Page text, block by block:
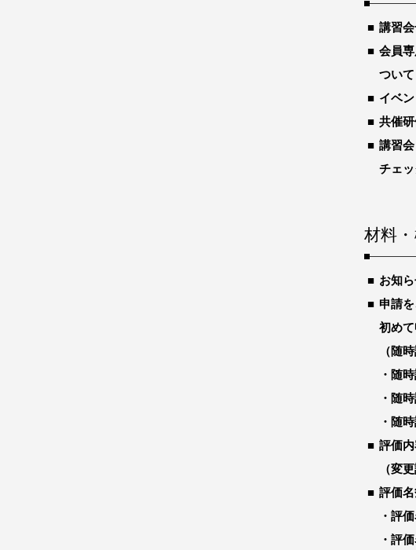
講習
会員
ついて
イベ
共催
講習
チェ
材料
お知
申請
初め
（随
随
随
随
評価
（変
評価
評
評